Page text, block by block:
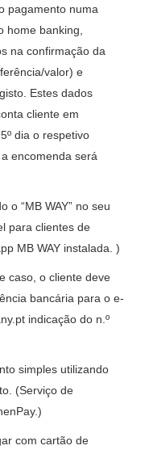
pagamento numa
home banking,
na confirmação da
valor) e
Estes dados
cliente em
dia o respetivo
encomenda será
o “MB WAY” no seu
para clientes de
MB WAY instalada. )
caso, o cliente deve
bancária para o e-
indicação do n.º
simples utilizando
(Serviço de
com cartão de